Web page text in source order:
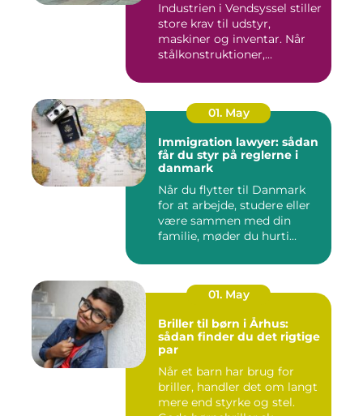
Industrien i Vendsyssel stiller
store krav til udstyr,
maskiner og inventar. Når
stålkonstruktioner,...
01. May
Immigration lawyer: sådan
får du styr på reglerne i
danmark
Når du flytter til Danmark
for at arbejde, studere eller
være sammen med din
familie, møder du hurti...
01. May
Briller til børn i Århus:
sådan finder du det rigtige
par
Når et barn har brug for
briller, handler det om langt
mere end styrke og stel.